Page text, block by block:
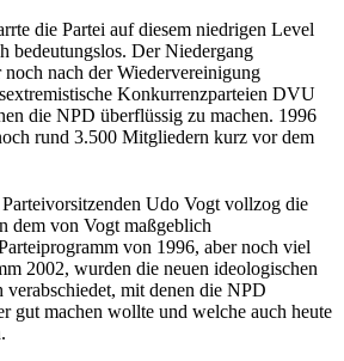
die Partei auf diesem niedrigen Level
bedeutungslos. Der Niedergang
noch nach der Wiedervereinigung
Konkurrenzparteien DVU
die NPD überflüssig zu machen. 1996
rund 3.500 Mitgliedern kurz vor dem
Udo Vogt vollzog die
dem von Vogt maßgeblich
von 1996, aber noch viel
2002, wurden die neuen ideologischen
mit denen die NPD
gut machen wollte und welche auch heute